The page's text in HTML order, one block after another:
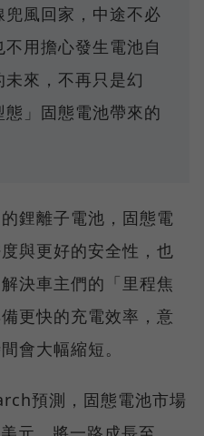
風回家，中途不必
用擔心發生電池自
來，不再只是幻
」固態電池帶來的
鋰離子電池，固態電
與更好的安全性，也
決車主們的「里程焦
更快的充電效率，意
會大幅縮短。
預測，固態電池市場